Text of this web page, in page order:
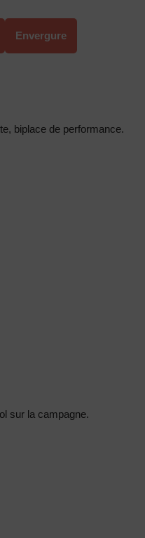
Envergure
biplace de performance.
sur la campagne.